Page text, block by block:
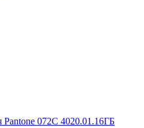
072C 4020.01.16ГБ